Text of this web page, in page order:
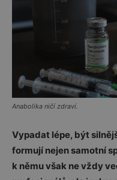
Anabolika ničí zdraví.
Vypadat lépe, být
formují nejen samotní
k němu však ne vždy